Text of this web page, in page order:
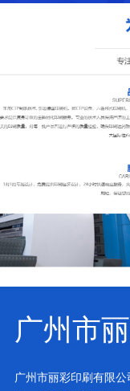
广州市
广州市丽彩印刷有限